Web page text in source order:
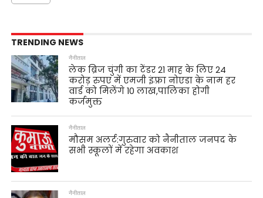
TRENDING NEWS
नैनीताल
लेक ब्रिज चुंगी का टेंडर 21 माह के लिए 24
करोड़ रुपए में एमजी इंफ़्रा नोएडा के नाम हर
वार्ड को मिलेंगे 10 लाख,पालिका होगी
कर्जमुक्त
नैनीताल
मौसम अलर्ट:गुरुवार को नैनीताल जनपद के
सभी स्कूलों में रहेगा अवकाश
नैनीताल